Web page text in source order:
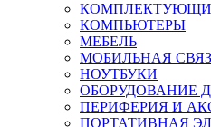
КОМПЬЮТЕРЫ
МЕБЕЛЬ
МОБИЛЬНАЯ
НОУТБУКИ
ОБОРУДОВАНИЕ
ПЕРИФЕРИЯ И
ПОРТАТИВНАЯ